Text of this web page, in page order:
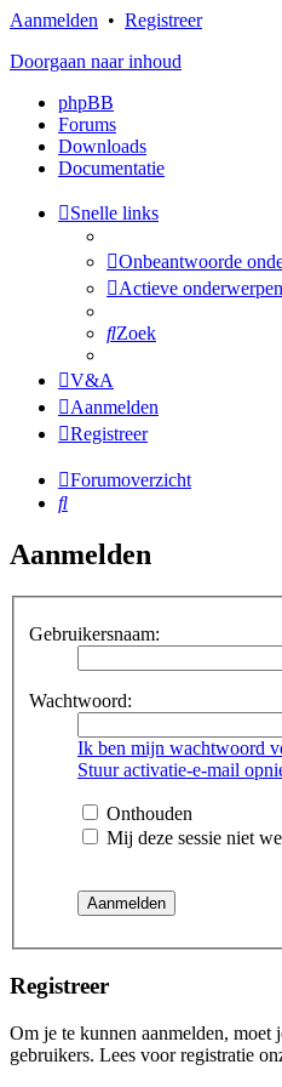
Aanmelden • Registreer
Doorgaan naar inhoud
phpBB
Forums
Downloads
Documentatie
Snelle links
Onbeantwoorde
Actieve onderwerpen
Zoek
V&A
Aanmelden
Registreer
Forumoverzicht
Zoek
Aanmelden
Gebruikersnaam:
Wachtwoord:
Ik ben mijn wachtwoord
Stuur activatie-e-mail
Onthouden
Mij deze sessie niet
Registreer
Om je te kunnen aanmelden, moet
gebruikers. Lees voor registratie